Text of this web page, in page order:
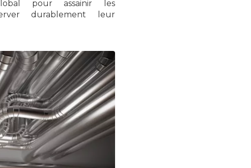
pour assainir les
durablement leur